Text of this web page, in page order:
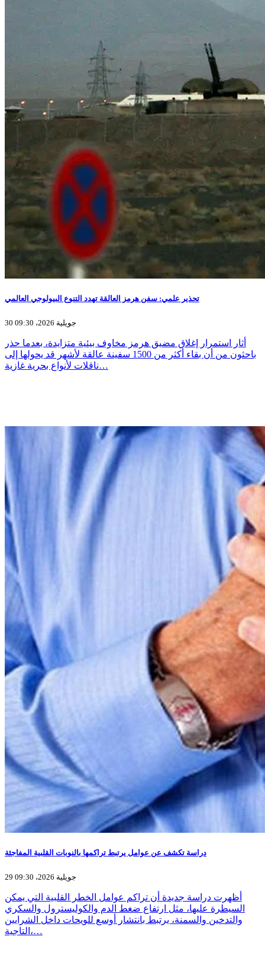
تحذير علمي: سفن هرمز العالقة تهدد التنوع البيولوجي العالمي
30 جويلية 2026، 09:30
أثار استمرار إغلاق مضيق هرمز مخاوف بيئية متزايدة، بعدما حذر
باحثون من أن بقاء أكثر من 1500 سفينة عالقة لأشهر قد يحولها إلى
ناقلات لأنواع بحرية غازية…
دراسة تكشف عن عوامل يرتبط تراكمها بالنوبات القلبية المفاجئة
29 جويلية 2026، 09:30
أظهرت دراسة جديدة أن تراكم عوامل الخطر القلبية التي يمكن
السيطرة عليها، مثل ارتفاع ضغط الدم والكوليسترول والسكري
والتدخين والسمنة، يرتبط بانتشار أوسع للويحات داخل الشرايين
التاجية،…